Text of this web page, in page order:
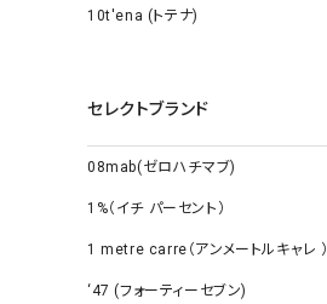
10t'ena (トテナ)
セレクトブランド
08mab(ゼロハチマブ)
1%（イチ パーセント）
1 metre carre（アンメートルキャレ ）
‘47 (フォーティーセブン)